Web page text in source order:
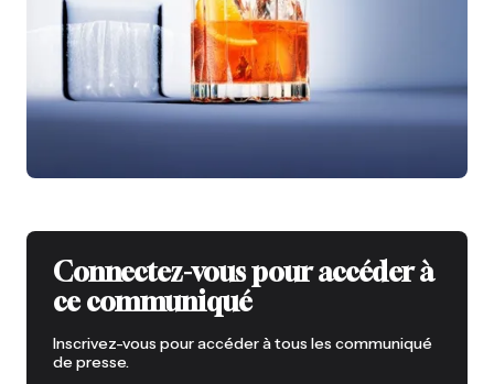
Connectez-vous pour accéder à
ce communiqué
Inscrivez-vous pour accéder à tous les communiqué
de presse.